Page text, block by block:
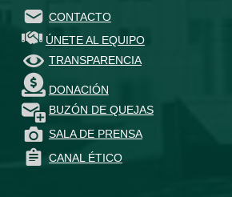
CONTACTO
ÚNETE AL EQUIPO
TRANSPARENCIA
DONACIÓN
BUZÓN DE QUEJAS
SALA DE PRENSA
CANAL ÉTICO